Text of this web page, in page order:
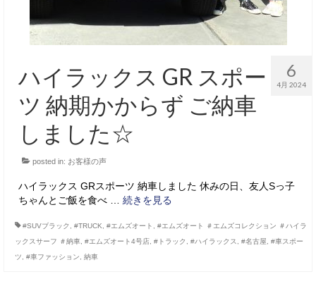
店舗情報
トップメッセージ
スタッフ紹介
ブログ
イベント
ニュース
スタッフブログ
お客様の声
6
4月 2024
ハイラックス GR スポー
ツ 納期かからず ご納車
しました☆
posted in: お客様の声
ハイラックス GRスポーツ 納車しました 休みの日、友人Sっ子
ちゃんとご飯を食べ … 続きを見る
#SUVブラック #TRUCK #エムズオート
#エムズオート ＃エムズコレクション ＃ハイラ
ックスサーフ ＃納車
#エムズオート4号店 #トラック #ハイラックス #名古屋
#車スポー
ツ
#車ファッション 納車